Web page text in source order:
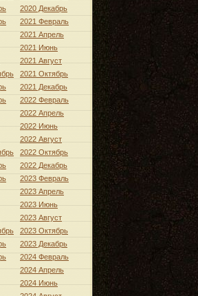
2020 Декабрь
2021 Февраль
2021 Апрель
2021 Июнь
2021 Август
2021 Октябрь
2021 Декабрь
2022 Февраль
2022 Апрель
2022 Июнь
2022 Август
2022 Октябрь
2022 Декабрь
2023 Февраль
2023 Апрель
2023 Июнь
2023 Август
2023 Октябрь
2023 Декабрь
2024 Февраль
2024 Апрель
2024 Июнь